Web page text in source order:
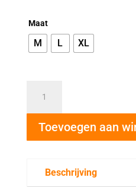
Maat
M L XL
GOLD
dames
short
beige
aantal
Toevoegen aan
Beschrijving